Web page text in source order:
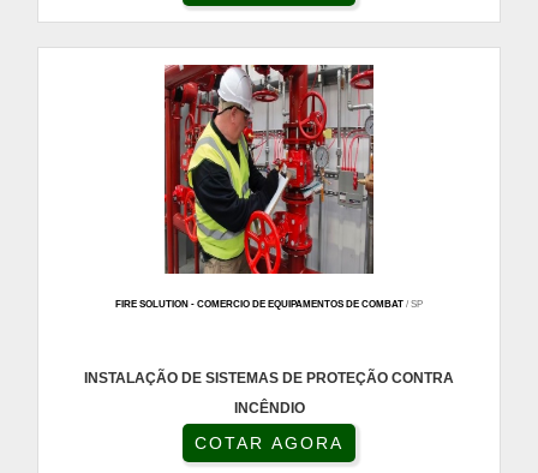
FIRE SOLUTION - COMERCIO DE EQUIPAMENTOS DE COMBAT / SP
INSTALAÇÃO DE SISTEMAS DE PROTEÇÃO CONTRA
INCÊNDIO
COTAR AGORA